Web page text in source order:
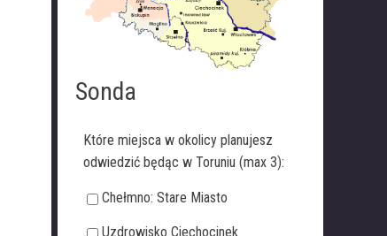
Sonda
Które miejsca w okolicy planujesz
odwiedzić będąc w Toruniu (max 3):
Chełmno: Stare Miasto
Uzdrowisko Ciechocinek